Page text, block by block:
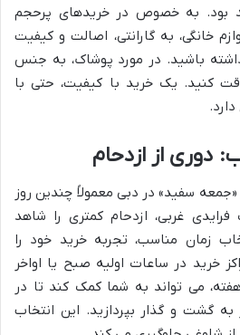
بود. به خصوص در خریدهای پرحجم
خانگی، به گارانتی، اصالت و کیفیت
باشید. در مورد پوشاک، به جنس
کنید. یک خرید با کیفیت، حتی با
دوری از ازدحام
سفید» در دبی معمولاً چندین روز
فرایدی غربی، ازدحام کمتری را شاهد
زمان مناسب، تجربه خرید خود را
خرید در ساعات اولیه صبح یا اواخر
می تواند به شما کمک کند تا در
گشت و گذار بپردازید. این انتخاب